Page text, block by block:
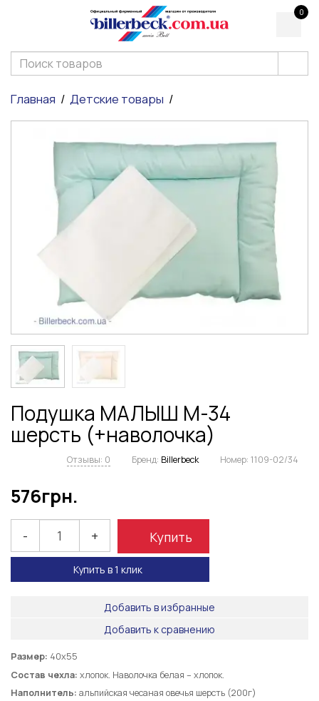
0
Главная Детские товары
Подушка МАЛЫШ М-34
шерсть (+наволочка)
Отзывы: 0 Бренд: Billerbeck Номер: 1109-02/34
576грн.
- + Купить
Купить в 1 клик
Добавить в избранные
Добавить к сравнению
Размер: 40х55
Состав чехла: хлопок. Наволочка белая – хлопок.
Наполнитель: альпийская чесаная овечья шерсть (200г)